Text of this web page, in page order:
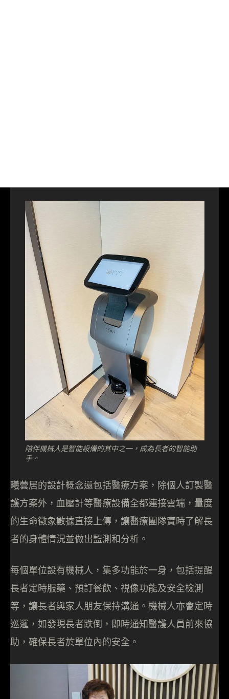
陪伴機械人是智能設備的其中之一，成為長者的智能助
手。
曦蕓居的設計概念還包括醫療方案，除個人訂製醫
護方案外，血壓計等醫療設備全都連接雲端，量度
的生命徵象數據直接上傳，讓醫療團隊實時了解長
者的身體情況並做出監測和分析。
每個單位設有機械人，集多功能於一身，包括提醒
長者定時服藥、預訂餐飲、視像功能及安全檢測
等，讓長者與家人朋友保持溝通。機械人亦會定時
巡邏，如發現長者跌倒，即時通知醫護人員前來協
助，確保長者於單位內的安全。